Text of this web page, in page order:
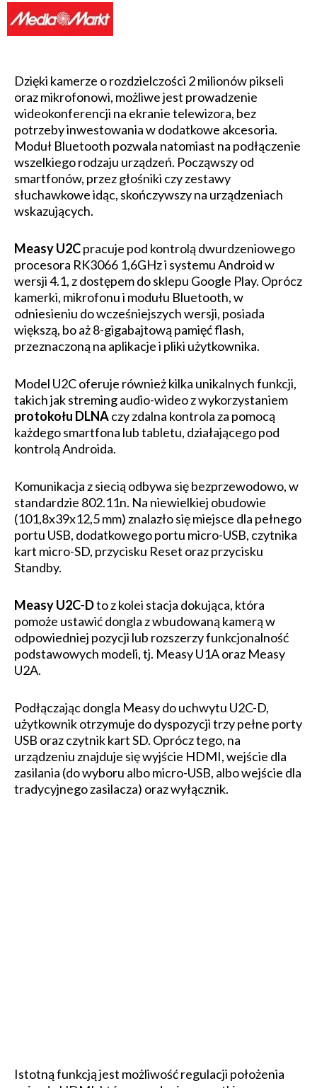
Dzięki kamerze o rozdzielczości 2 milionów pikseli
oraz mikrofonowi, możliwe jest prowadzenie
wideokonferencji na ekranie telewizora, bez
potrzeby inwestowania w dodatkowe akcesoria.
Moduł Bluetooth pozwala natomiast na podłączenie
wszelkiego rodzaju urządzeń. Począwszy od
smartfonów, przez głośniki czy zestawy
słuchawkowe idąc, skończywszy na urządzeniach
wskazujących.
Measy U2Cpracuje pod kontrolą dwurdzeniowego
procesora RK3066 1,6GHz i systemu Android w
wersji 4.1, z dostępem do sklepu Google Play. Oprócz
kamerki, mikrofonu i modułu Bluetooth, w
odniesieniu do wcześniejszych wersji, posiada
większą, bo aż 8-gigabajtową pamięć flash,
przeznaczoną na aplikacje i pliki użytkownika.
Model U2C oferuje również kilka unikalnych funkcji,
takich jak streming audio-wideo z wykorzystaniem
protokołu DLNAczy zdalna kontrola za pomocą
każdego smartfona lub tabletu, działającego pod
kontrolą Androida.
Komunikacja z siecią odbywa się bezprzewodowo, w
standardzie 802.11n. Na niewielkiej obudowie
(101,8x39x12,5 mm) znalazło się miejsce dla pełnego
portu USB, dodatkowego portu micro-USB, czytnika
kart micro-SD, przycisku Reset oraz przycisku
Standby.
Measy U2C-Dto z kolei stacja dokująca, która
pomoże ustawić dongla z wbudowaną kamerą w
odpowiedniej pozycji lub rozszerzy funkcjonalność
podstawowych modeli, tj. Measy U1A oraz Measy
U2A.
Podłączając dongla Measy do uchwytu U2C-D,
użytkownik otrzymuje do dyspozycji trzy pełne porty
USB oraz czytnik kart SD. Oprócz tego, na
urządzeniu znajduje się wyjście HDMI, wejście dla
zasilania (do wyboru albo micro-USB, albo wejście dla
tradycyjnego zasilacza) oraz wyłącznik.
Istotną funkcją jest możliwość regulacji położenia